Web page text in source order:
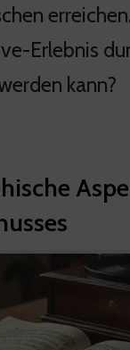
Erlebnis
kann?